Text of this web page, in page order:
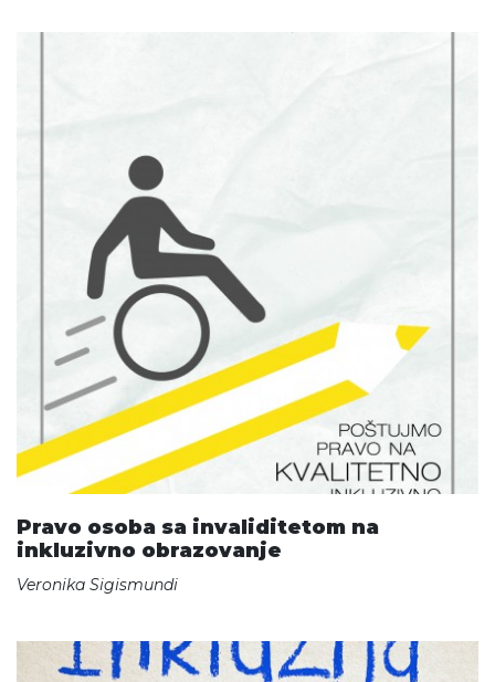
Pravo osoba sa invaliditetom na
inkluzivno obrazovanje
Veronika Sigismundi